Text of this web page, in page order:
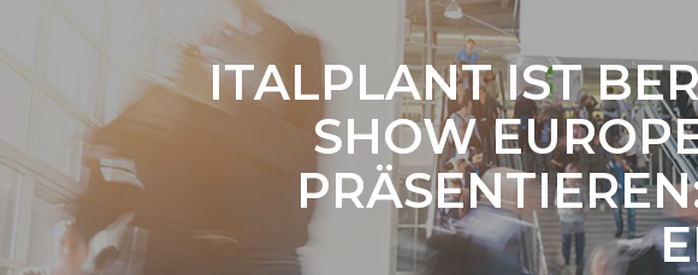
ITALPLANT IST
SHOW